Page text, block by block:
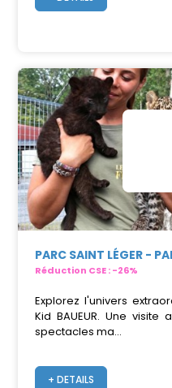
PARC SAINT LÉGER -
Réduction CSE : -26%
Explorez l'univers
Kid BAUEUR. Une
spectacles ma...
+ DETAILS